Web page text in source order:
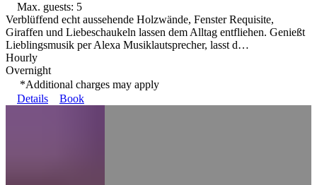
Max. guests: 5
Verblüffend echt aussehende Holzwände, Fenster Requisite,
Giraffen und Liebeschaukeln lassen dem Alltag entfliehen. Genießt
Lieblingsmusik per Alexa Musiklautsprecher, lasst d…
Hourly
Overnight
*Additional charges may apply
Details
Book